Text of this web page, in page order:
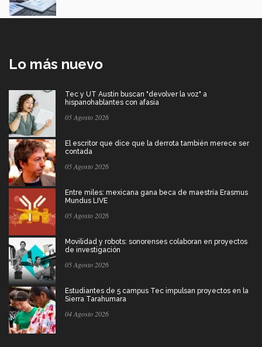
Lo más nuevo
Tec y UT Austin buscan "devolver la voz" a
hispanohablantes con afasia
05 Agosto 2026
El escritor que dice que la derrota también merece ser
contada
05 Agosto 2026
Entre miles: mexicana gana beca de maestría Erasmus
Mundus LIVE
05 Agosto 2026
Movilidad y robots: sonorenses colaboran en proyectos
de investigación
05 Agosto 2026
Estudiantes de 5 campus Tec impulsan proyectos en la
Sierra Tarahumara
04 Agosto 2026